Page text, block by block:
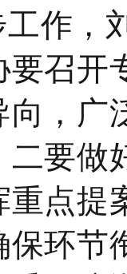
作，
要召
，广
二要做
重点
保环